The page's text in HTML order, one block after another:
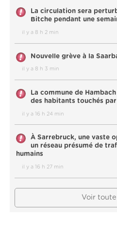
La circulation sera
Bitche pendant une
il y a 8 h 2 min
Nouvelle grève à la
il y a 8 h 3 min
La commune de
des habitants touchés
il y a 16 h 24 min
À Sarrebruck, une vaste
un réseau présumé de
humains
il y a 16 h 27 min
Voir